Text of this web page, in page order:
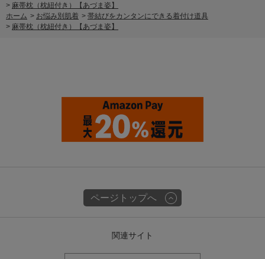
> 麻帯枕（枕紐付き）【あづま姿】
ホーム > お悩み別肌着 > 帯結びをカンタンにできる着付け道具
> 麻帯枕（枕紐付き）【あづま姿】
ページトップへ
関連サイト